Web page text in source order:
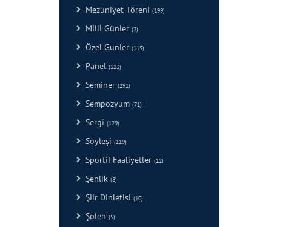
Mezuniyet Töreni (199)
Milli Günler (2)
Özel Günler (115)
Panel (123)
Seminer (291)
Sempozyum (71)
Sergi (129)
Söyleşi (119)
Sportif Faaliyetler (12)
Şenlik (8)
Şiir Dinletisi (10)
Şölen (5)